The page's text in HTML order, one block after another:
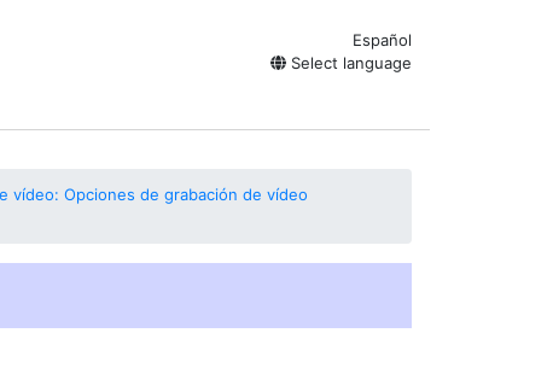
Español
Select language
vídeo: Opciones de grabación de vídeo